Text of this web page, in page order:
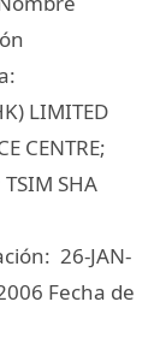
LIMITED
CENTRE;
SHA
26-JAN-
Fecha de